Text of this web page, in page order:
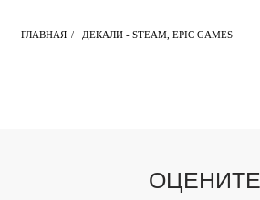
ГЛАВНАЯ / ДЕКАЛИ - STEAM, EPIC GAMES
ОЦЕНИТЕ